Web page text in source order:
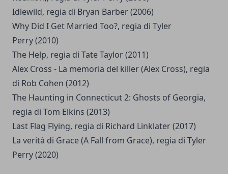
Idlewild, regia di Bryan Barber (2006)
Why Did I Get Married Too?, regia di Tyler
Perry (2010)
The Help, regia di Tate Taylor (2011)
Alex Cross - La memoria del killer (Alex Cross), regia
di Rob Cohen (2012)
The Haunting in Connecticut 2: Ghosts of Georgia,
regia di Tom Elkins (2013)
Last Flag Flying, regia di Richard Linklater (2017)
La verità di Grace (A Fall from Grace), regia di Tyler
Perry (2020)